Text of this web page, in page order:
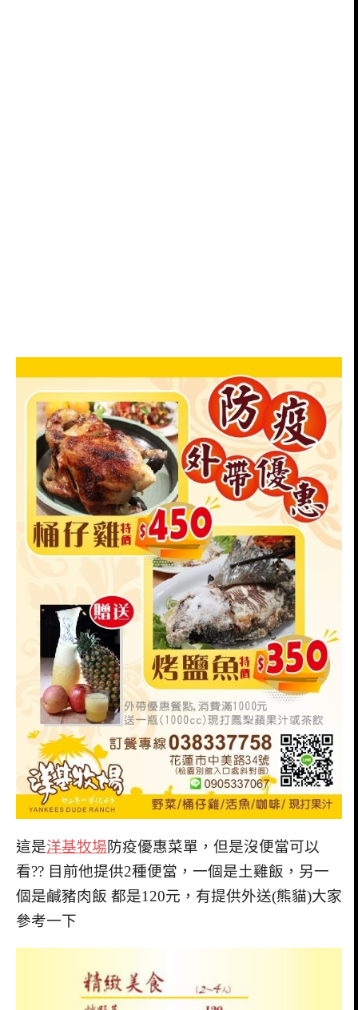
這是洋基牧場防疫優惠菜單，但是沒便當可以
看?? 目前他提供2種便當，一個是土雞飯，另一
個是鹹豬肉飯 都是120元，有提供外送(熊貓)大家
參考一下